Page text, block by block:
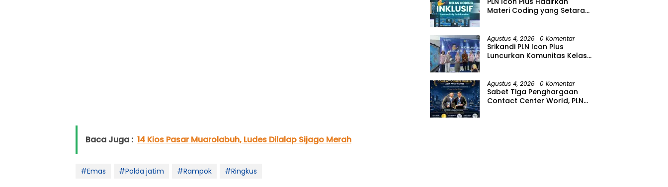
Baca Juga : 14 Kios Pasar Muarolabuh, Ludes Dilalap Sijago Merah
#Emas #Polda jatim #Rampok #Ringkus
Materi Coding yang Setara
Agustus 4, 2026 0 Komentar
Srikandi PLN Icon Plus
Luncurkan Komunitas Kelas
Agustus 4, 2026 0 Komentar
Sabet Tiga Penghargaan
Contact Center World, PLN